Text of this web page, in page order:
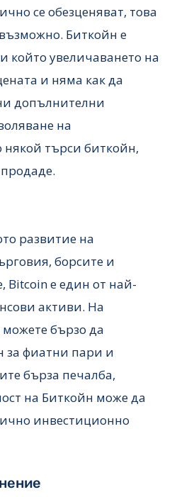
се обезценяват, това
Биткойн е
който увеличаването на
и няма как да
допълнителни
на
някой търси биткойн,
развитие на
борсите и
Bitcoin е един от най-
активи. На
бързо да
за фиатни пари и
бърза печалба,
на Биткойн може да
инвестиционно